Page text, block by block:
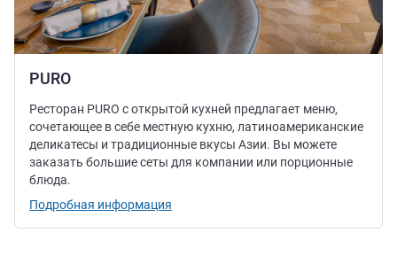
PURO
Ресторан PURO с открытой кухней предлагает меню,
сочетающее в себе местную кухню, латиноамериканские
деликатесы и традиционные вкусы Азии. Вы можете
заказать большие сеты для компании или порционные
блюда.
Подробная информация